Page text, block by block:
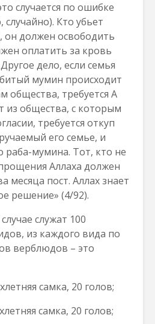
случается по ошибке
Кто убьет
должен освободить
оплатить за кровь
дело, если семья
мумин происходит
общества, требуется А
из общества, с которым
требуется откуп
его семье, и
раба-мумина. Тот, кто не
Аллаха должен
месяца пост. Аллах знает
решение» (4/92).
служат 100
из каждого вида по
верблюдов – это
самка, 20 голов;
самка, 20 голов;